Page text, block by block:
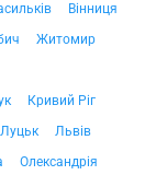
Вінниця
Житомир
Кривий Ріг
Луцьк
Львів
Олександрія